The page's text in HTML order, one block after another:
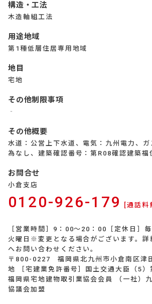
構造・工法
木造軸組工法
用途地域
第1種低層住居専用地域
地目
宅地
その他制限事項
‐
その他概要
水道：公営上下水道、電気：九州電力、
為なし、建築確認番号：第R08確認建築
お問合せ
小倉支店
0120-926-179 [通話料
［営業時間］9：00～20：00［定休日］
火曜日※変更となる場合がございます。詳
へお問い合わせください。
〒800-0227 福岡県北九州市小倉南区津
地 ［宅建業免許番号］国土交通大臣（5）
福岡県宅地建物取引業協会会員 （一社）
協議会加盟